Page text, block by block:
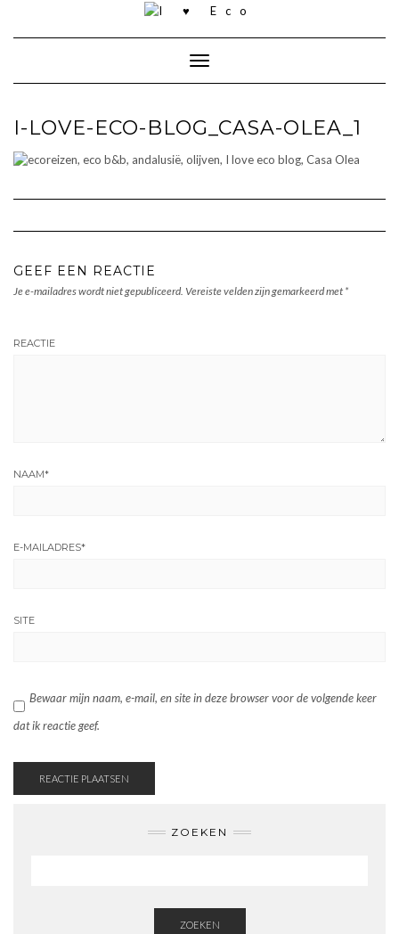
inhoud
Toggle navigatie
I-LOVE-ECO-BLOG_CASA-OLEA_1
GEEF EEN REACTIE
Je e-mailadres wordt niet gepubliceerd. Vereiste velden zijn gemarkeerd met *
REACTIE
NAAM*
E-MAILADRES*
SITE
Bewaar mijn naam, e-mail, en site in deze browser voor de volgende keer
dat ik reactie geef.
ZOEKEN
ZOEKEN